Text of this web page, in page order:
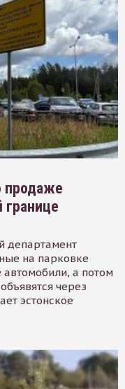
продаже
границе
департамент
на парковке
а потом
через
эстонское